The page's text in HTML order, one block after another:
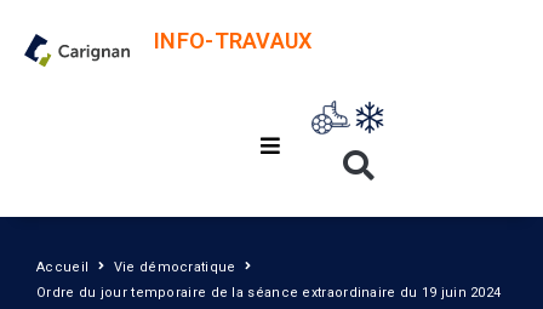
INFO-TRAVAUX
Accueil
Vie démocratique
Ordre du jour temporaire de la séance extraordinaire du 19 juin 2024